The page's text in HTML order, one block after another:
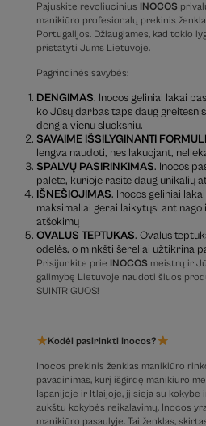
Pajuskite revoliucinius INOCOS
manikiūro profesionalų prekinis
Portugalijos. Džiaugiames, kad tokio
pristatyti Jums Lietuvoje.
Pagrindinės savybės:
DENGIMAS. Inocos geliniai lakai
ko Jūsų darbas taps daug
dengia vienu sluoksniu.
SAVAIME IŠSILYGINANTI
lengva naudoti, nes lakuojant,
SPALVŲ PASIRINKIMAS. Inocos
palete, kurioje rasite daug unikalių
IŠNEŠIOJIMAS. Inocos geliniai
maksimaliai gerai laikytųsi ant
atšokimų
OVALUS TEPTUKAS. Ovalus
odelės, o minkšti šereliai užtikrina
Prisijunkite prie INOCOS meistrų ir
galimybę Lietuvoje naudoti šiuos
SUINTRIGUOS!
Kodėl pasirinkti Inocos?
Inocos prekinis ženklas manikiūro
pavadinimas, kurį išgirdę manikiūro
Ispanijoje ir Itlaijoje, jį sieja su kokybe
aukštu kokybės reikalavimų, Inocos
manikiūro pasaulyje. Tai ženklas,